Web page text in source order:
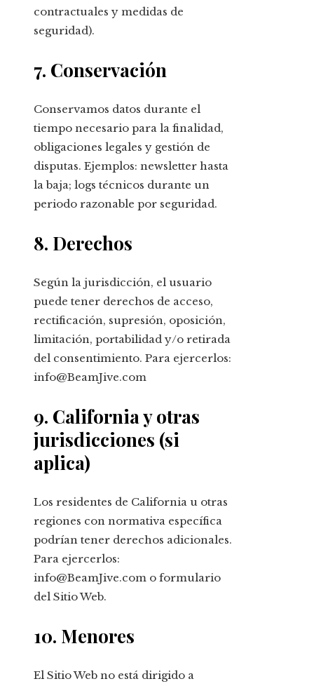
contractuales y medidas de
seguridad).
7. Conservación
Conservamos datos durante el
tiempo necesario para la finalidad,
obligaciones legales y gestión de
disputas. Ejemplos: newsletter hasta
la baja; logs técnicos durante un
periodo razonable por seguridad.
8. Derechos
Según la jurisdicción, el usuario
puede tener derechos de acceso,
rectificación, supresión, oposición,
limitación, portabilidad y/o retirada
del consentimiento. Para ejercerlos:
info@BeamJive.com
9. California y otras
jurisdicciones (si
aplica)
Los residentes de California u otras
regiones con normativa específica
podrían tener derechos adicionales.
Para ejercerlos:
info@BeamJive.com o formulario
del Sitio Web.
10. Menores
El Sitio Web no está dirigido a